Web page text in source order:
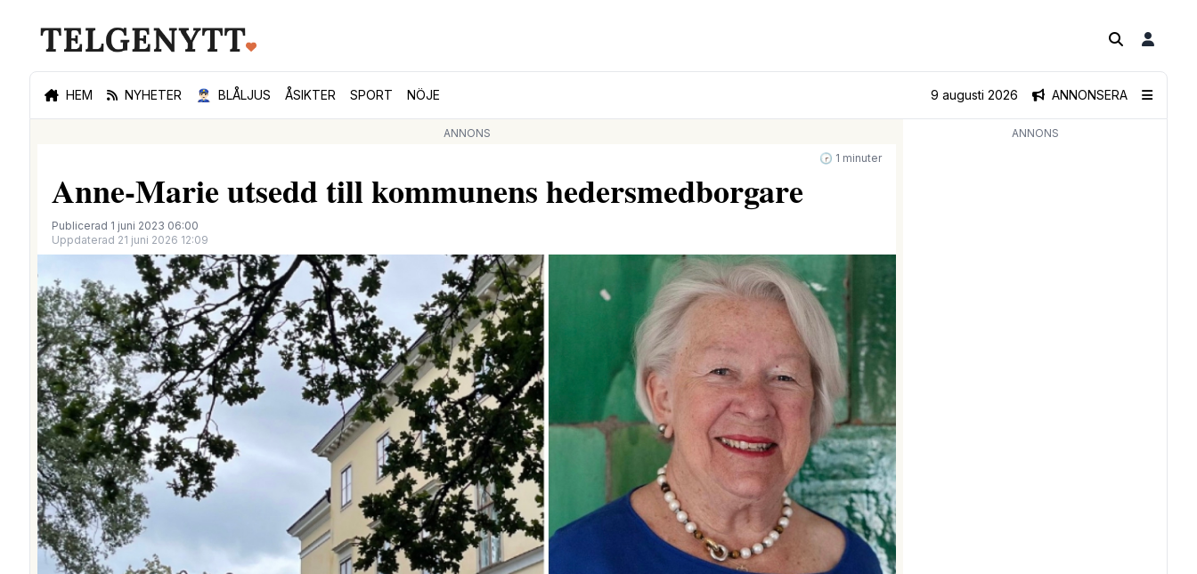
HEM NYHETER 👮🏻‍♂️ BLÅLJUS ÅSIKTER SPORT NÖJE ANNONSERA
9 augusti 2026
ANNONS
🕝 1 minuter
Anne-Marie utsedd till kommunens hedersmedborgare
Publicerad 1 juni 2023 06:00
Uppdaterad 21 juni 2026 12:09
ANNONS